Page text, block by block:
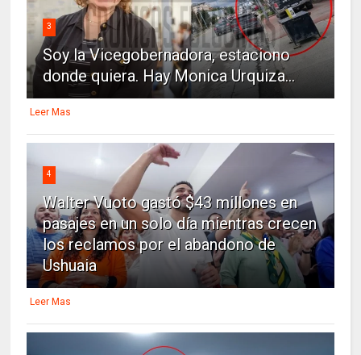
3
Soy la Vicegobernadora, estaciono
donde quiera. Hay Monica Urquiza...
Leer Mas
4
Walter Vuoto gastó $43 millones en
pasajes en un solo día mientras crecen
los reclamos por el abandono de
Ushuaia
Leer Mas